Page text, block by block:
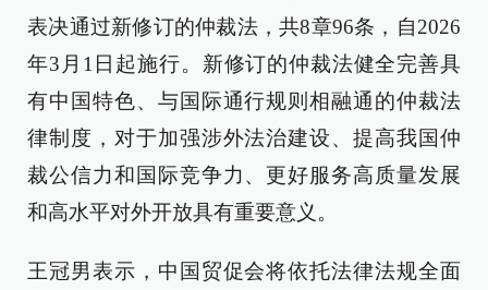
表决通过新修订的仲裁法，共8章96条，自2026
年3月1日起施行。新修订的仲裁法健全完善具
有中国特色、与国际通行规则相融通的仲裁法
律制度，对于加强涉外法治建设、提高我国仲
裁公信力和国际竞争力、更好服务高质量发展
和高水平对外开放具有重要意义。
王冠男表示，中国贸促会将依托法律法规全面